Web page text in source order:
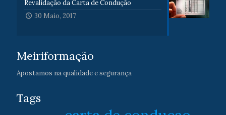
Revalidação da Carta de Condução
30 Maio, 2017
Meiriformação
Apostamos na qualidade e segurança
Tags